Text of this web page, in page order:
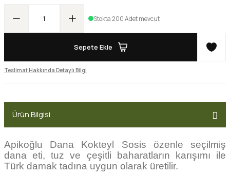
Stokta 200 Adet mevcut
Sepete Ekle
Teslimat Hakkında Detaylı Bilgi
Ürün Bilgisi
Apikoğlu Dana Kokteyl Sosis özenle seçilmiş
dana eti, tuz ve çeşitli baharatların karışımı ile
Türk damak tadına uygun olarak üretilir.